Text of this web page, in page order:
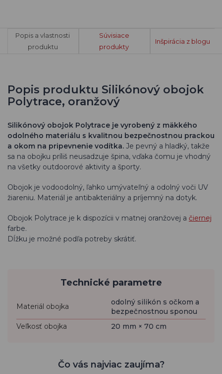
Popis a vlastnosti
produktu
Súvisiace
produkty
Inšpirácia z blogu
Popis produktu Silikónový obojok
Polytrace, oranžový
Silikónový obojok Polytrace je vyrobený z mäkkého
odolného materiálu s kvalitnou bezpečnostnou prackou
a okom na pripevnenie vodítka. Je pevný a hladký, takže
sa na obojku príliš neusadzuje špina, vďaka čomu je vhodný
na všetky outdoorové aktivity a športy.
Obojok je vodoodolný, ľahko umývateľný a odolný voči UV
žiareniu. Materiál je antibakteriálny a príjemný na dotyk.
Obojok Polytrace je k dispozícii v matnej oranžovej a čiernej
farbe.
Dĺžku je možné podľa potreby skrátiť.
Technické parametre
Materiál obojka
odolný silikón s očkom a
bezpečnostnou sponou
Veľkosť obojka
20 mm × 70 cm
Čo vás najviac zaujíma?